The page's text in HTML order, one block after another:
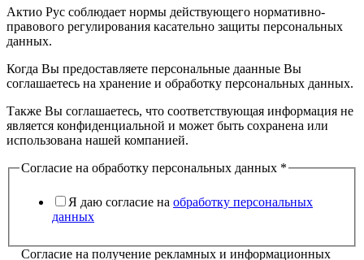
Актио Рус соблюдает нормы действующего нормативно-
правового регулирования касательно защиты персональных
данных.
Когда Вы предоставляете персональные даанные Вы
соглашаетесь на хранение и обработку персональных данных.
Также Вы соглашаетесь, что соответствующая информация не
является конфиденциальной и может быть сохранена или
использована нашей компанией.
Согласие на обработку персональных данных *
Я даю согласие на обработку персональных
данных
Согласие на получение рекламных и информационных